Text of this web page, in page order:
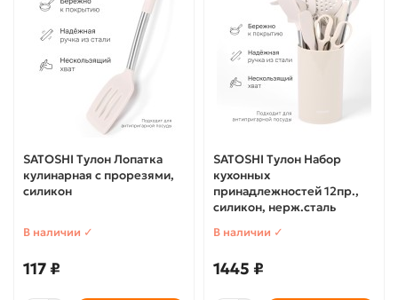
SATOSHI Тулон Лопатка
кулинарная с прорезями,
силикон
В наличии ✓
117 ₽
SATOSHI Тулон Набор
кухонных
принадлежностей 12пр.,
силикон, нерж.сталь
В наличии ✓
1445 ₽